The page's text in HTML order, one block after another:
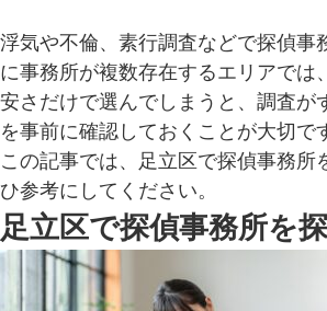
浮気や不倫、素行調査などで探偵事
に事務所が複数存在するエリアでは
安さだけで選んでしまうと、調査
を事前に確認しておくことが大切で
この記事では、足立区で探偵事務
ひ参考にしてください。
足立区で探偵事務所を